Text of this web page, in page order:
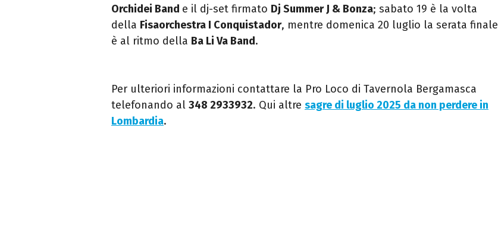
Orchidei Band e il dj-set firmato Dj Summer J & Bonza; sabato 19 è la volta
della Fisaorchestra I Conquistador, mentre domenica 20 luglio la serata finale
è al ritmo della Ba Li Va Band.
Per ulteriori informazioni contattare la Pro Loco di Tavernola Bergamasca
telefonando al 348 2933932. Qui altre sagre di luglio 2025 da non perdere in
Lombardia.